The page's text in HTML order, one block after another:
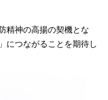
精神の高揚の契機とな
につながることを期待し